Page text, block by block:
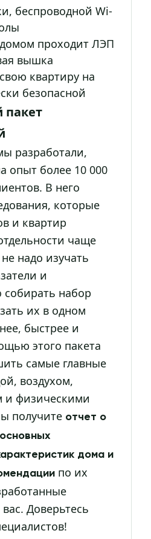
беспроводной Wi-
проходит ЛЭП
вышка
квартиру на
безопасной
пакет
разработали,
опыт более 10 000
В него
которые
и квартир
чаще
надо изучать
и
собирать набор
их в одном
быстрее и
этого пакета
самые главные
воздухом,
и физическими
получите отчет о
дома и
по их
Доверьтесь